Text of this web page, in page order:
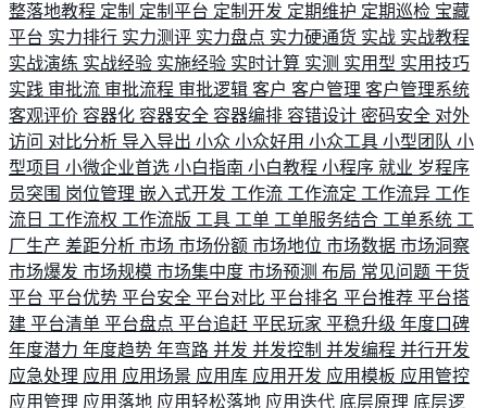
整落地教程 定制 定制平台 定制开发 定期维护 定期巡检 宝藏
平台 实力排行 实力测评 实力盘点 实力硬通货 实战 实战教程
实战演练 实战经验 实施经验 实时计算 实测 实用型 实用技巧
实践 审批流 审批流程 审批逻辑 客户 客户管理 客户管理系统
客观评价 容器化 容器安全 容器编排 容错设计 密码安全 对外
访问 对比分析 导入导出 小众 小众好用 小众工具 小型团队 小
型项目 小微企业首选 小白指南 小白教程 小程序 就业 岁程序
员突围 岗位管理 嵌入式开发 工作流 工作流定 工作流异 工作
流日 工作流权 工作流版 工具 工单 工单服务结合 工单系统 工
厂生产 差距分析 市场 市场份额 市场地位 市场数据 市场洞察
市场爆发 市场规模 市场集中度 市场预测 布局 常见问题 干货
平台 平台优势 平台安全 平台对比 平台排名 平台推荐 平台搭
建 平台清单 平台盘点 平台追赶 平民玩家 平稳升级 年度口碑
年度潜力 年度趋势 年弯路 并发 并发控制 并发编程 并行开发
应急处理 应用 应用场景 应用库 应用开发 应用模板 应用管控
应用管理 应用落地 应用轻松落地 应用迭代 底层原理 底层逻